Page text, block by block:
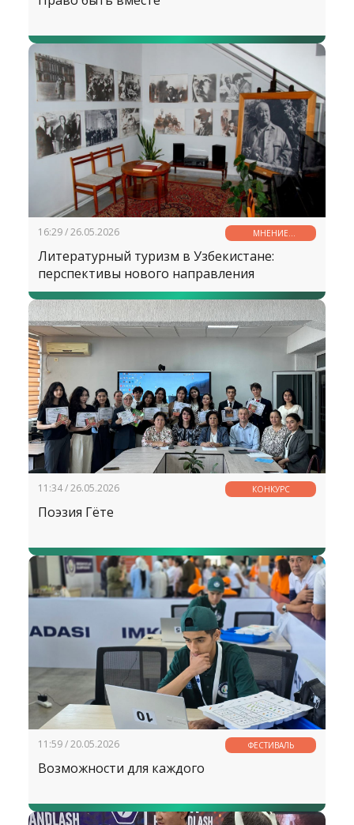
16:29 / 26.05.2026
МНЕНИЕ
СПЕЦИАЛИСТА
Литературный туризм в Узбекистане:
перспективы нового направления
11:34 / 26.05.2026 КОНКУРС
Поэзия Гёте
11:59 / 20.05.2026 ФЕСТИВАЛЬ
Возможности для каждого